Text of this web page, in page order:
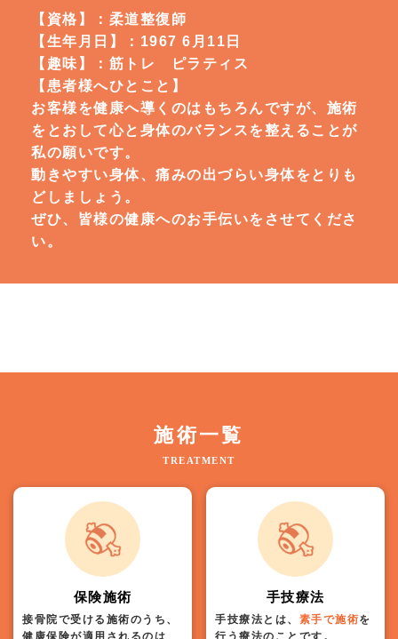
【資格】：柔道整復師
【生年月日】：1967 6月11日
【趣味】：筋トレ ピラティス
【患者様へひとこと】
お客様を健康へ導くのはもちろんですが、施術
をとおして心と身体のバランスを整えることが
私の願いです。
動きやすい身体、痛みの出づらい身体をとりも
どしましょう。
ぜひ、皆様の健康へのお手伝いをさせてくださ
い。
施術一覧
TREATMENT
保険施術
接骨院で受ける施術のうち、
手技療法
手技療法とは、 素手で施術を